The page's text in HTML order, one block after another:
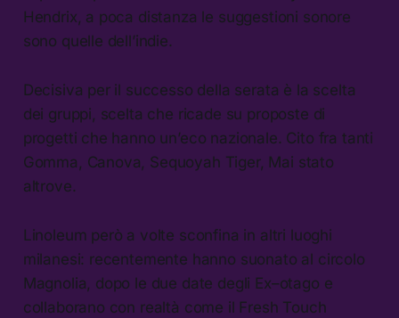
Hendrix, a poca distanza le suggestioni sonore
sono quelle dell’indie.
Decisiva per il successo della serata è la scelta
dei gruppi, scelta che ricade su proposte di
progetti che hanno un’eco nazionale. Cito fra tanti
Gomma, Canova, Sequoyah Tiger, Mai stato
altrove.
Linoleum però a volte sconfina in altri luoghi
milanesi: recentemente hanno suonato al circolo
Magnolia, dopo le due date degli Ex–otago e
collaborano con realtà come il Fresh Touch